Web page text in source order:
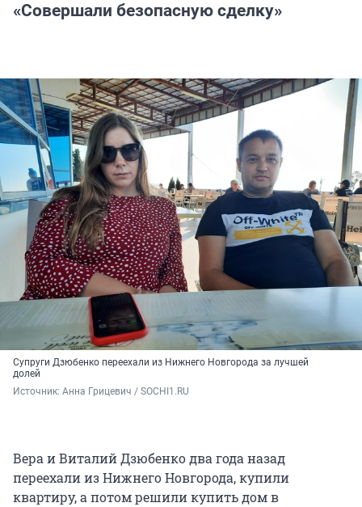
«Совершали безопасную сделку»
Супруги Дзюбенко переехали из Нижнего Новгорода за лучшей
долей
Источник: Анна Грицевич / SOCHI1.RU
Вера и Виталий Дзюбенко два года назад
переехали из Нижнего Новгорода, купили
квартиру, а потом решили купить дом в